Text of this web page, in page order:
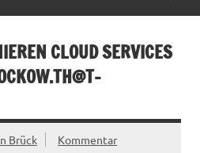
CLOUD SERVICES
Brück
Kommentar